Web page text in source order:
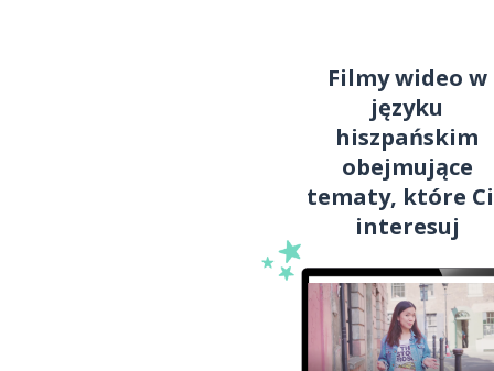
Filmy wideo w
języku
hiszpańskim
obejmujące
tematy, które
interesuj